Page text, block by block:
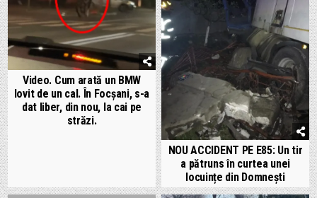
Video. Cum arată un BMW
lovit de un cal. În Focșani, s-a
dat liber, din nou, la cai pe
străzi.
NOU ACCIDENT PE E85: Un tir
a pătruns în curtea unei
locuințe din Domnești